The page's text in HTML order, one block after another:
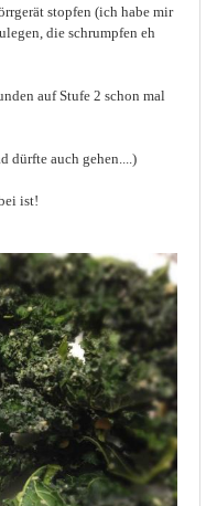
stopfen (ich habe mir
die schrumpfen eh
auf Stufe 2 schon mal
dürfte auch gehen....)
ist!